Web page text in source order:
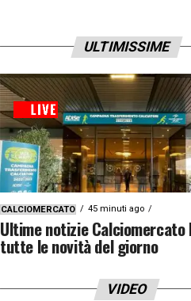
ULTIMISSIME
CALCIOMERCATO 45 minuti ago
Ultime notizie Calciomercato
tutte le novità del giorno
VIDEO